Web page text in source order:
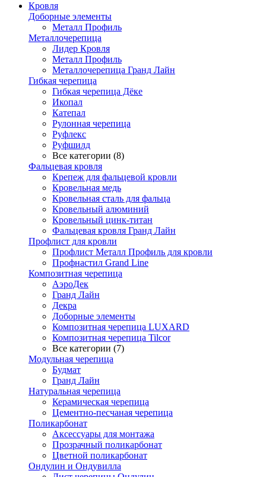
Кровля
Доборные элементы
Металл Профиль
Металлочерепица
Лидер Кровля
Металл Профиль
Металлочерепица Гранд Лайн
Гибкая черепица
Гибкая черепица Дёке
Икопал
Катепал
Рулонная черепица
Руфлекс
Руфшилд
Все категории (8)
Фальцевая кровля
Крепеж для фальцевой кровли
Кровельная медь
Кровельная сталь для фальца
Кровельный алюминий
Кровельный цинк-титан
Фальцевая кровля Гранд Лайн
Профлист для кровли
Профлист Металл Профиль для кровли
Профнастил Grand Line
Композитная черепица
АэроДек
Гранд Лайн
Декра
Доборные элементы
Композитная черепица LUXARD
Композитная черепица Tilcor
Все категории (7)
Модульная черепица
Будмат
Гранд Лайн
Натуральная черепица
Керамическая черепица
Цементно-песчаная черепица
Поликарбонат
Аксессуары для монтажа
Прозрачный поликарбонат
Цветной поликарбонат
Ондулин и Ондувилла